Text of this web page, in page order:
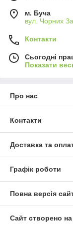
м. Буча
вул. Чорних
Контакти
Сьогодні
Показати
Про нас
Контакти
Доставка та
Графік роботи
Повна версія
Сайт створено на